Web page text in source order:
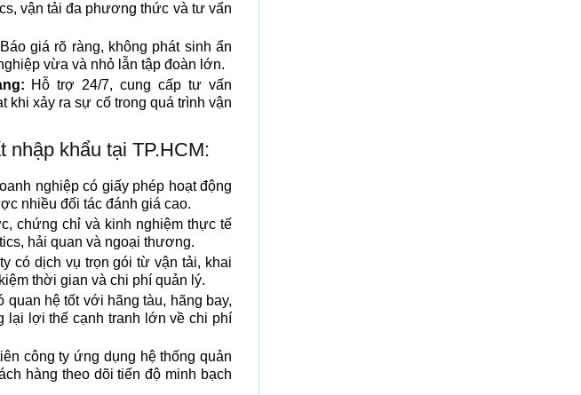
vận tải đa phương thức và tư vấn
Báo giá rõ ràng, không phát sinh ẩn
vừa và nhỏ lẫn tập đoàn lớn.
Hỗ trợ 24/7, cung cấp tư vấn
khi xảy ra sự cố trong quá trình vận
khẩu tại TP.HCM:
nghiệp có giấy phép hoạt động
nhiều đối tác đánh giá cao.
chứng chỉ và kinh nghiệm thực tế
hải quan và ngoại thương.
có dịch vụ trọn gói từ vận tải, khai
thời gian và chi phí quản lý.
quan hệ tốt với hãng tàu, hãng bay,
lại lợi thế cạnh tranh lớn về chi phí
công ty ứng dụng hệ thống quản
hàng theo dõi tiến độ minh bạch